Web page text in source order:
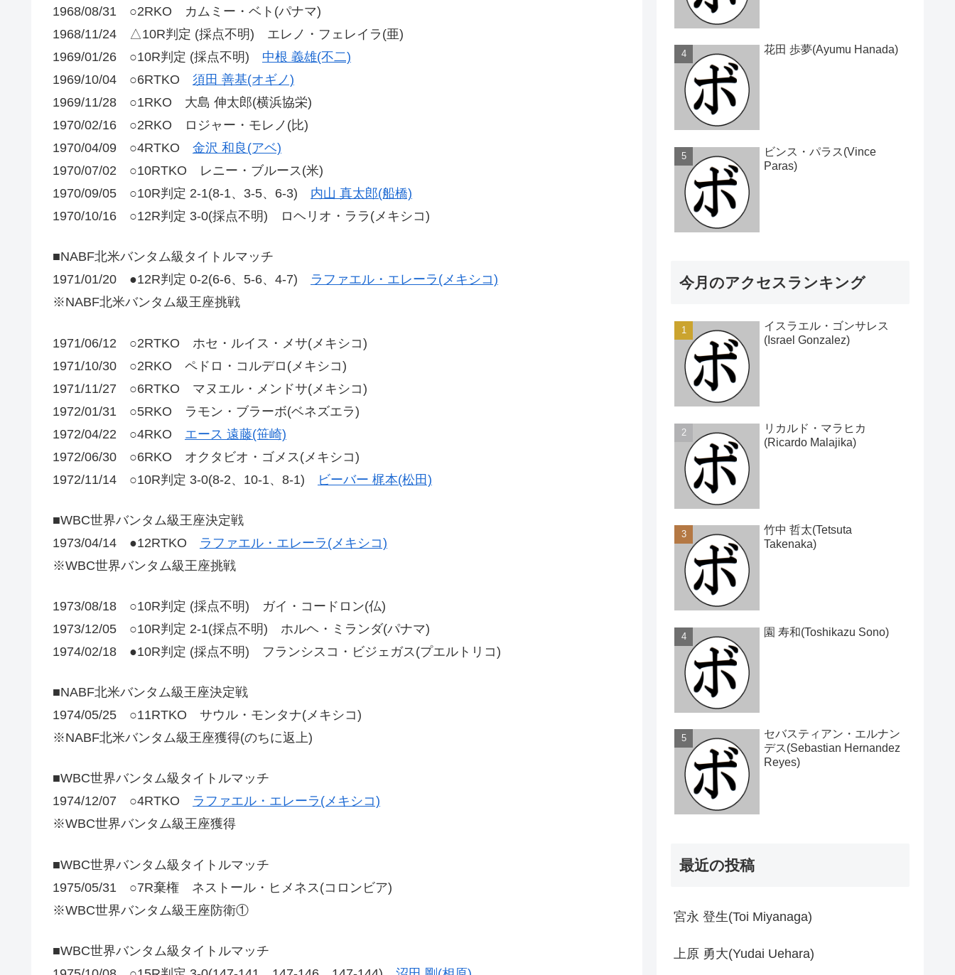
1968/08/31 ○2RKO カムミー・ベト(パナマ)
1968/11/24 △10R判定 (採点不明) エレノ・フェレイラ(亜)
1969/01/26 ○10R判定 (採点不明) 中根 義雄(不二)
1969/10/04 ○6RTKO 須田 善基(オギノ)
1969/11/28 ○1RKO 大島 伸太郎(横浜協栄)
1970/02/16 ○2RKO ロジャー・モレノ(比)
1970/04/09 ○4RTKO 金沢 和良(アベ)
1970/07/02 ○10RTKO レニー・ブルース(米)
1970/09/05 ○10R判定 2-1(8-1、3-5、6-3) 内山 真太郎(船橋)
1970/10/16 ○12R判定 3-0(採点不明) ロヘリオ・ララ(メキシコ)
■NABF北米バンタム級タイトルマッチ
1971/01/20 ●12R判定 0-2(6-6、5-6、4-7) ラファエル・エレーラ(メキシコ)
※NABF北米バンタム級王座挑戦
1971/06/12 ○2RTKO ホセ・ルイス・メサ(メキシコ)
1971/10/30 ○2RKO ペドロ・コルデロ(メキシコ)
1971/11/27 ○6RTKO マヌエル・メンドサ(メキシコ)
1972/01/31 ○5RKO ラモン・ブラーボ(ベネズエラ)
1972/04/22 ○4RKO エース 遠藤(笹崎)
1972/06/30 ○6RKO オクタビオ・ゴメス(メキシコ)
1972/11/14 ○10R判定 3-0(8-2、10-1、8-1)
ビーバー 梶本(松田)
■WBC世界バンタム級王座決定戦
1973/04/14 ●12RTKO ラファエル・エレーラ(メキシコ)
※WBC世界バンタム級王座挑戦
1973/08/18 ○10R判定 (採点不明) ガイ・コードロン(仏)
1973/12/05 ○10R判定 2-1(採点不明) ホルヘ・ミランダ(パナマ)
1974/02/18 ●10R判定 (採点不明) フランシスコ・ビジェガス(プエルトリコ)
■NABF北米バンタム級王座決定戦
1974/05/25 ○11RTKO サウル・モンタナ(メキシコ)
※NABF北米バンタム級王座獲得(のちに返上)
■WBC世界バンタム級タイトルマッチ
1974/12/07 ○4RTKO ラファエル・エレーラ(メキシコ)
※WBC世界バンタム級王座獲得
■WBC世界バンタム級タイトルマッチ
1975/05/31 ○7R棄権 ネストール・ヒメネス(コロンビア)
※WBC世界バンタム級王座防衛①
■WBC世界バンタム級タイトルマッチ
花田 歩夢(Ayumu Hanada)
ビンス・パラス(Vince
Paras)
今月のアクセスランキング
イスラエル・ゴンサレス
(Israel Gonzalez)
リカルド・マラヒカ
(Ricardo Malajika)
竹中 哲太(Tetsuta
Takenaka)
園 寿和(Toshikazu Sono)
セバスティアン・エルナン
デス(Sebastian Hernandez
Reyes)
最近の投稿
宮永 登生(Toi Miyanaga)
上原 勇大(Yudai Uehara)